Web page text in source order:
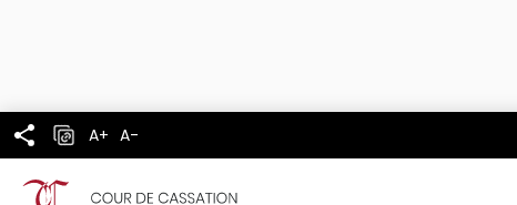
A+ A-